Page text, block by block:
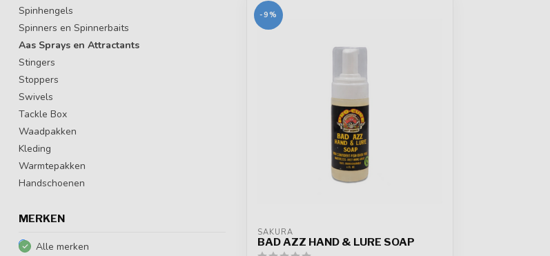
Spinhengels
Spinners en Spinnerbaits
Aas Sprays en Attractants
Stingers
Stoppers
Swivels
Tackle Box
Waadpakken
Kleding
Warmtepakken
Handschoenen
MERKEN
Alle merken
-9%
SAKURA
BAD AZZ HAND & LURE SOAP